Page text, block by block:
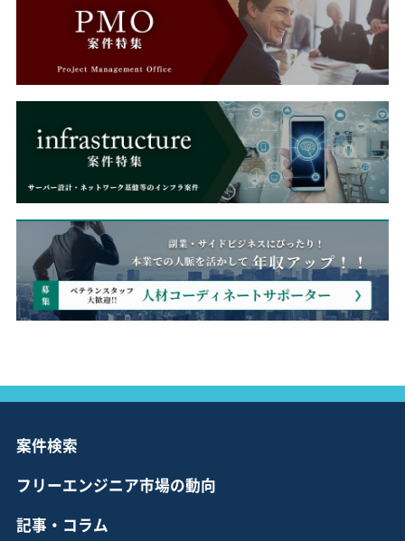
案件検索
フリーエンジニア市場の動向
記事・コラム